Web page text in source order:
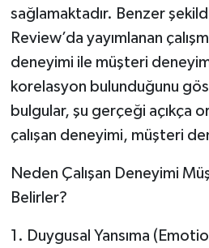
sağlamaktadır. Benzer
Review’da yayımlanan
deneyimi ile müşteri
korelasyon bulunduğunu
bulgular, şu gerçeği açıkça
çalışan deneyimi, müşteri
Neden Çalışan Deneyimi
Belirler?
1. Duygusal Yansıma